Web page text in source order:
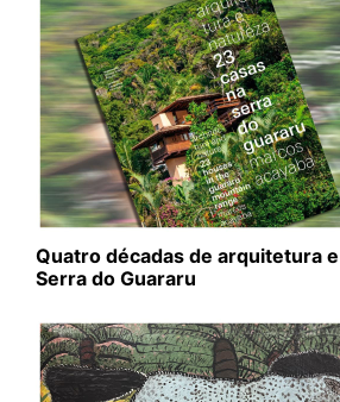
Quatro décadas de arquitetura
Serra do Guararu